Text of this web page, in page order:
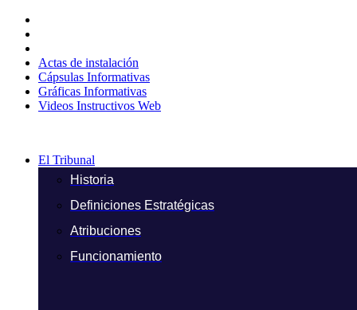
contenido
Actas de instalación
Cápsulas Informativas
Gráficas Informativas
Videos Instructivos Web
El Tribunal
Historia
Definiciones Estratégicas
Atribuciones
Funcionamiento